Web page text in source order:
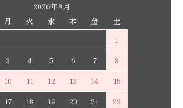
2026年8月
月 火 水 木 金
土
1
3 4 5 6 7
8
10 11 12 13 14
15
17 18 19 20 21
22